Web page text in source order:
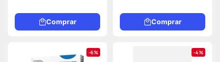
Comprar Comprar
6% 4%